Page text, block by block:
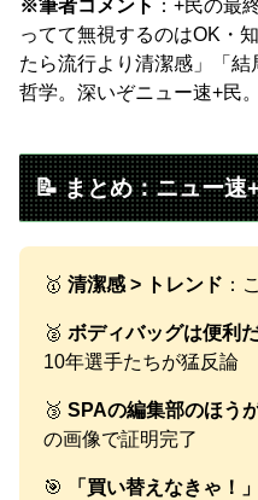
※筆者コメント ：+民の最
ってて無視するのはOK・
たら流行より清潔感」「
哲学。深いぞニュー速+民。
📝 まとめ：ニュー速
🥇 清潔感 > トレンド ：
🥈 ボディバッグは便利
10年選手たちが猛反論
🥉 SPAの編集部のほう
の画像で証明完了
🎯
「買い替えなきゃ！